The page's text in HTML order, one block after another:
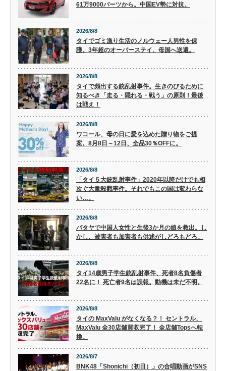
61万9000バーツから。中国EV勢に対抗。
2026/8/8
タイでゴミ漁り生活のノルウェー人男性を保
護。3年超のオーバーステイ、母国へ送還。
2026/8/8
タイで頻出する銃乱射事件。生きのびるために
知るべき「走る・隠れる・戦う」の原則！最後
は戦え！
2026/8/8
ワコール、母の日に愛を込めた贈り物をご提
案。8月8日～12日、全品30％OFFに。
2026/8/8
「タイ５大銃乱射事件」2020年以降だけでも相
次ぐ大量殺戮事件。それでもこの国は変わらな
い…。
2026/8/8
パタヤで中国人女性と生後3か月の娘を救出。し
かし、被害者も加害者も供述がしどろもどろ。
2026/8/8
タイ14歳男子学生銃乱射事件、死者8名負傷者
22名に！ 死亡者9名は誤報。動機は未だ不明。
2026/8/8
タイの MaxValu がなくなる？！ セントラル、
MaxValu 全30店舗買収完了！ 全店舗Topsへ転
換。
2026/8/7
BNK48「Shonichi（初日）」の合唱動画がSNS